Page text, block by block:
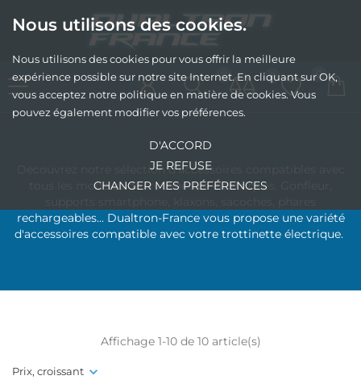
Nous utilisons des cookies.
Nous utilisons des cookies pour vous offrir la meilleure
expérience possible sur notre site Internet. En cliquant sur OK,
vous acceptez notre politique en matière de cookies. Vous
pouvez également modifier vos préférences.
D'ACCORD
JE REFUSE
CHANGER MES PRÉFÉRENCES
0 0 0
Découvrez notre sélection d'accessoires compatibles avec
tous les modèles de trottinettes électriques. Gonfleur,
supports smartphone, klaxons, sacoches, phares
rechargeables... Dualtron-France vous propose une variété
d'accessoires compatible avec votre trottinette électrique.
Prix, croissant
Affichage 1-10 de 10 article(s)